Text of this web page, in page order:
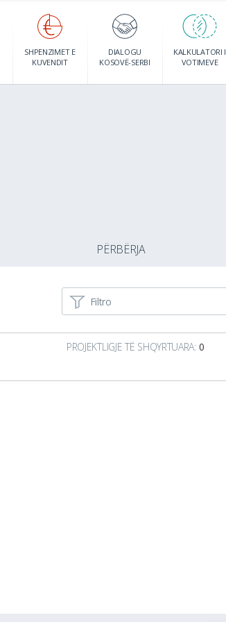
SHPENZIMET E
KUVENDIT
DIALOGU
KOSOVË-SERBI
KALKULATORI I
VOTIMEVE
PËRBËRJA
Filtro
PROJEKTLIGJE TË SHQYRTUARA: 0